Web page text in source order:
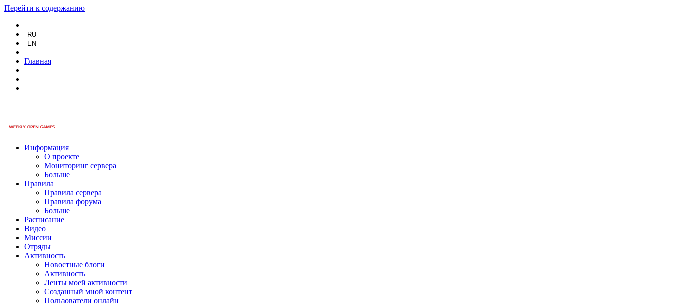
Перейти к содержанию
RU
EN
Главная
Информация
О проекте
Мониторинг сервера
Больше
Правила
Правила сервера
Правила форума
Больше
Расписание
Видео
Миссии
Отряды
Активность
Новостные блоги
Активность
Ленты моей активности
Созданный мной контент
Пользователи онлайн